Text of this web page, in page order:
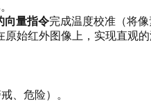
向量指令完成温度校准（将像
始红外图像上，实现直观的
、危险）。